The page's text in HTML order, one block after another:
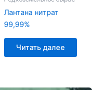
Лантана нитрат
99,99%
Читать далее